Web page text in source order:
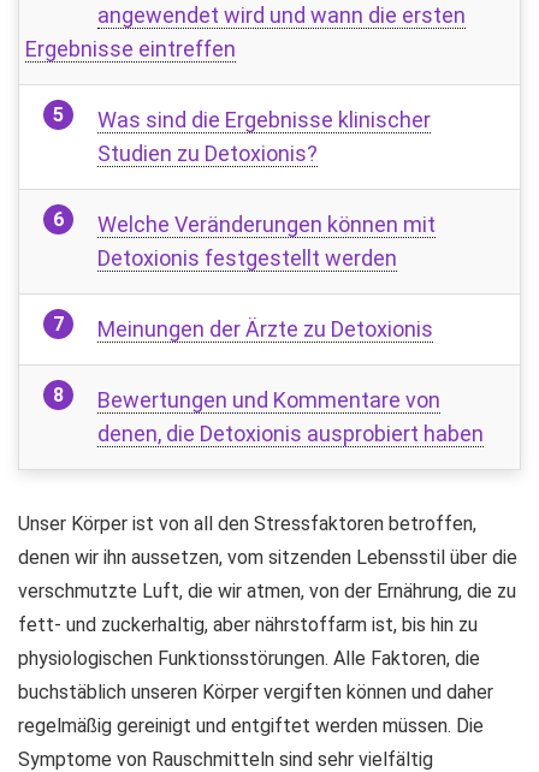
angewendet wird und wann die ersten
Ergebnisse eintreffen
Was sind die Ergebnisse klinischer
Studien zu Detoxionis?
Welche Veränderungen können mit
Detoxionis festgestellt werden
Meinungen der Ärzte zu Detoxionis
Bewertungen und Kommentare von
denen, die Detoxionis ausprobiert haben
Unser Körper ist von all den Stressfaktoren betroffen,
denen wir ihn aussetzen, vom sitzenden Lebensstil über die
verschmutzte Luft, die wir atmen, von der Ernährung, die zu
fett- und zuckerhaltig, aber nährstoffarm ist, bis hin zu
physiologischen Funktionsstörungen. Alle Faktoren, die
buchstäblich unseren Körper vergiften können und daher
regelmäßig gereinigt und entgiftet werden müssen. Die
Symptome von Rauschmitteln sind sehr vielfältig